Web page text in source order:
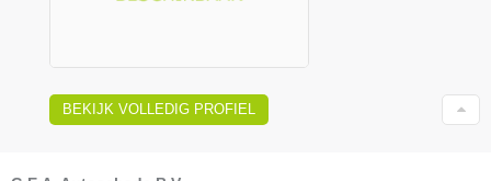
BEKIJK VOLLEDIG PROFIEL